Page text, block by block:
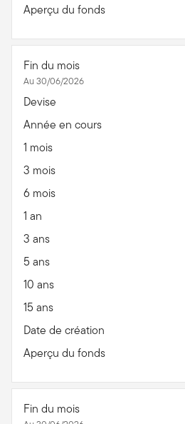
Aperçu du fonds
Fin du mois
Au 30/06/2026
Devise
Année en cours
1 mois
3 mois
6 mois
1 an
3 ans
5 ans
10 ans
15 ans
Date de création
Aperçu du fonds
Fin du mois